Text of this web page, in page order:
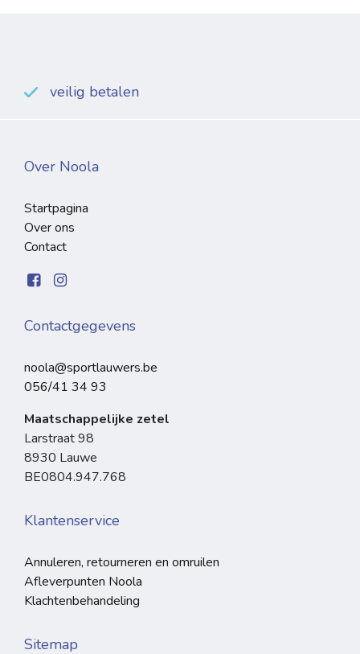
veilig betalen
Over Noola
Startpagina
Over ons
Contact
Contactgegevens
noola@sportlauwers.be
056/41 34 93
Maatschappelijke zetel
Larstraat 98
8930 Lauwe
BE0804.947.768
Klantenservice
Annuleren, retourneren en omruilen
Afleverpunten Noola
Klachtenbehandeling
Sitemap